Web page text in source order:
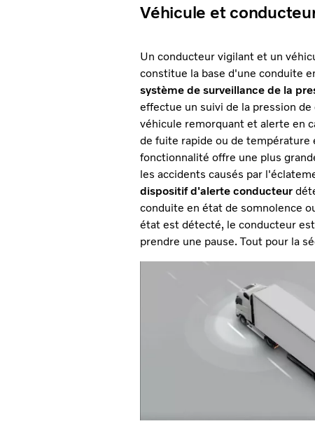
Véhicule et
Un conducteur vigilant et un
constitue la base d'une conduite
système de surveillance de la
effectue un suivi de la pression de
véhicule remorquant et alerte en
de fuite rapide ou de température
fonctionnalité offre une plus
les accidents causés par
dispositif d'alerte conducteur
conduite en état de somnolence
état est détecté, le conducteur
prendre une pause. Tout pour la